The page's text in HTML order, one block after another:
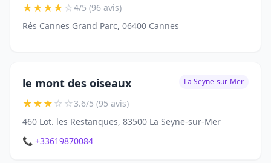
★★★★☆4/5 (96 avis)
Rés Cannes Grand Parc, 06400 Cannes
le mont des oiseaux La Seyne-sur-Mer
★★★☆☆3.6/5 (95 avis)
460 Lot. les Restanques, 83500 La Seyne-sur-Mer
📞 +33619870084